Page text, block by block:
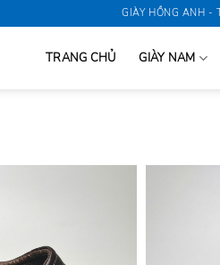
GIÀY HỒNG ANH -
TRANG CHỦ GIÀY NAM